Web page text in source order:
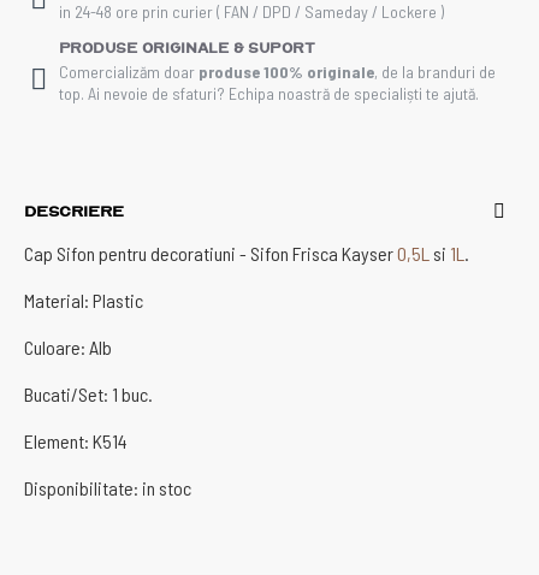
in 24-48 ore prin curier ( FAN / DPD / Sameday / Lockere )
Produse Originale & Suport
Comercializăm doar produse 100% originale, de la branduri de
top. Ai nevoie de sfaturi? Echipa noastră de specialiști te ajută.
DESCRIERE
Cap Sifon pentru decoratiuni - Sifon Frisca Kayser0,5L si 1L .
Material: Plastic
Culoare: Alb
Bucati/Set: 1 buc.
Element: K514
Disponibilitate: in stoc